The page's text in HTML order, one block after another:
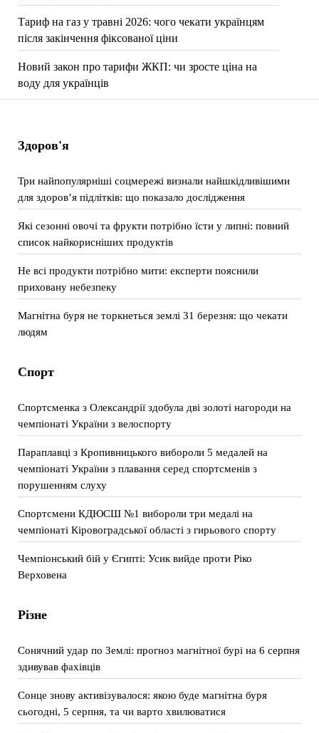
Тариф на газ у травні 2026: чого чекати українцям
після закінчення фіксованої ціни
Новий закон про тарифи ЖКП: чи зросте ціна на
воду для українців
Здоров'я
Три найпопулярніші соцмережі визнали найшкідливішими
для здоров’я підлітків: що показало дослідження
Які сезонні овочі та фрукти потрібно їсти у липні: повний
список найкорисніших продуктів
Не всі продукти потрібно мити: експерти пояснили
приховану небезпеку
Магнітна буря не торкнеться землі 31 березня: що чекати
людям
Спорт
Спортсменка з Олександрії здобула дві золоті нагороди на
чемпіонаті України з велоспорту
Параплавці з Кропивницького вибороли 5 медалей на
чемпіонаті України з плавання серед спортсменів з
порушенням слуху
Спортсмени КДЮСШ №1 вибороли три медалі на
чемпіонаті Кіровоградської області з гирьового спорту
Чемпіонський бій у Єгипті: Усик вийде проти Ріко
Верховена
Різне
Сонячний удар по Землі: прогноз магнітної бурі на 6 серпня
здивував фахівців
Сонце знову активізувалося: якою буде магнітна буря
сьогодні, 5 серпня, та чи варто хвилюватися